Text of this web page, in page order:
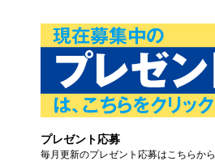
プレゼント応募
毎月更新のプレゼント応募はこちらから